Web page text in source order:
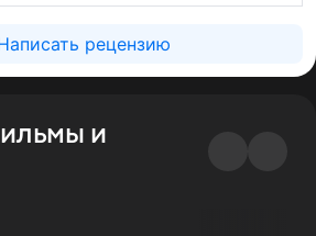
рецензию
и